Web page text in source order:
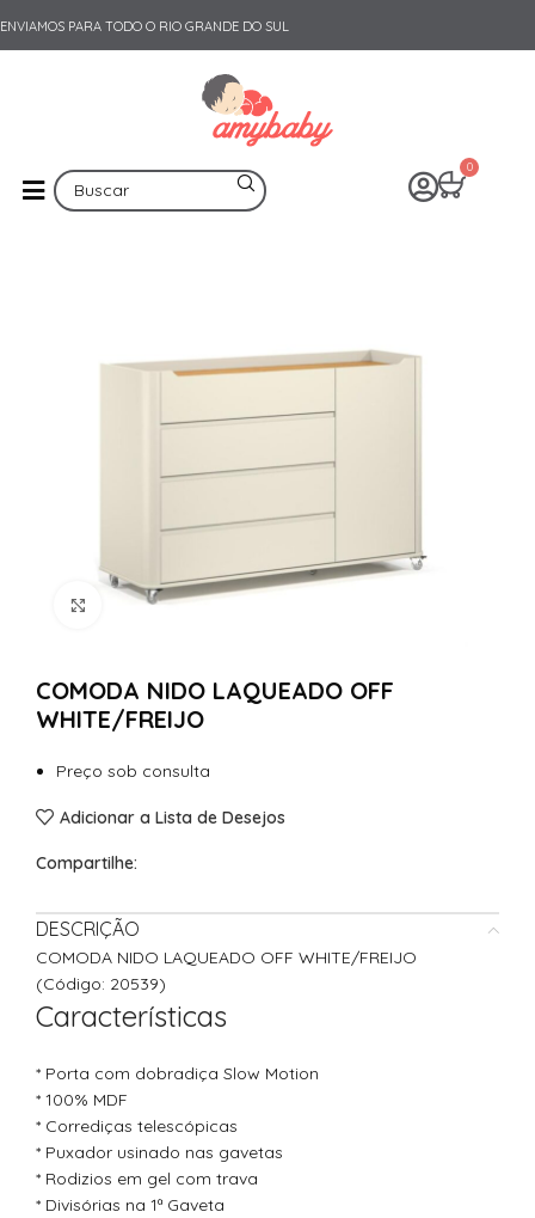
ENVIAMOS PARA TODO O RIO GRANDE DO SUL
0
Clique para Ampliar
COMODA NIDO LAQUEADO OFF
WHITE/FREIJO
Preço sob consulta
Adicionar a Lista de Desejos
Compartilhe:
DESCRIÇÃO
COMODA NIDO LAQUEADO OFF WHITE/FREIJO
(Código: 20539)
Características
* Porta com dobradiça Slow Motion
* 100% MDF
* Corrediças telescópicas
* Puxador usinado nas gavetas
* Rodizios em gel com trava
* Divisórias na 1ª Gaveta